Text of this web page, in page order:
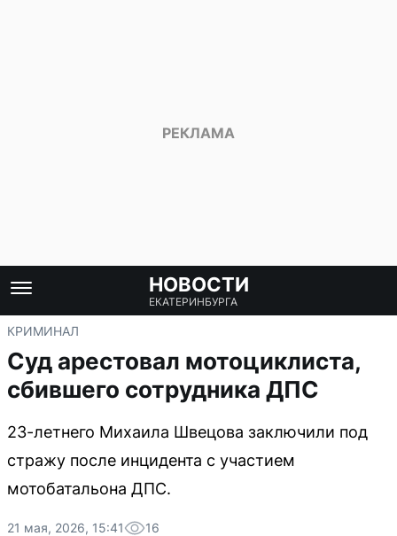
НОВОСТИ
ЕКАТЕРИНБУРГА
КРИМИНАЛ
Суд арестовал мотоциклиста,
сбившего сотрудника ДПС
23-летнего Михаила Швецова заключили под
стражу после инцидента с участием
мотобатальона ДПС.
21 мая, 2026, 15:41 16